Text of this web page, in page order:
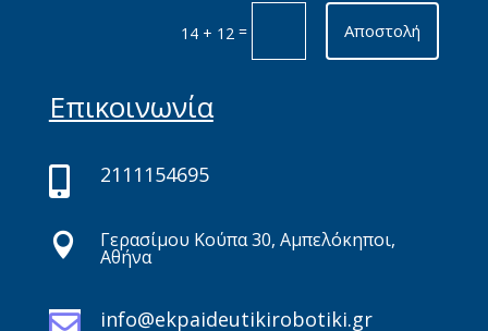
14 + 12 = Αποστολή
Επικοινωνία
 2111154695
 Γερασίμου Κούπα 30, Αμπελόκηποι,
Αθήνα
info@ekpaideutikirobotiki.gr